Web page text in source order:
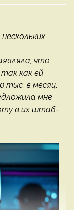
что
как ей
тыс. в месяц.
мне
в их штаб-